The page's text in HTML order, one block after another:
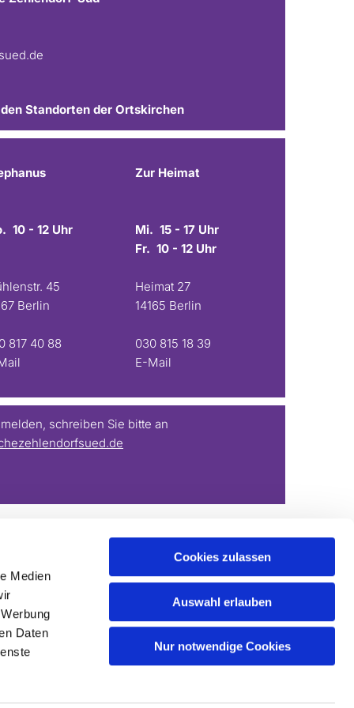
Medien
Daten
Cookies zulassen
Auswahl erlauben
Nur notwendige Cookies
Standorten der Ortskirchen
10 - 12 Uhr
45
Berlin
817 40 88
Zur Heimat
Mi. 15 - 17 Uhr
Fr. 10 - 12 Uhr
Heimat 27
14165 Berlin
030 815 18 39
E-Mail
schreiben Sie bitte an